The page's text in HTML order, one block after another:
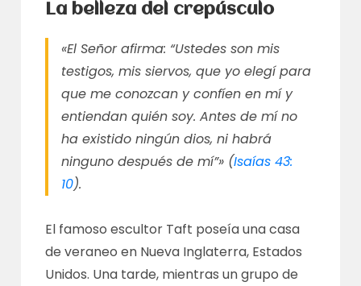
La belleza del crepúsculo
«El Señor afirma: “Ustedes son mis
testigos, mis siervos, que yo elegí para
que me conozcan y confíen en mí y
entiendan quién soy. Antes de mí no
ha existido ningún dios, ni habrá
ninguno después de mí”» (Isaías 43:
10).
El famoso escultor Taft poseía una casa
de veraneo en Nueva Inglaterra, Estados
Unidos. Una tarde, mientras un grupo de